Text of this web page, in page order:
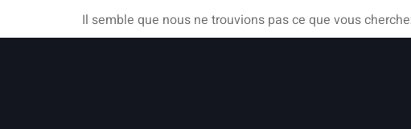
Il semble que nous ne trouvions pas ce que vous